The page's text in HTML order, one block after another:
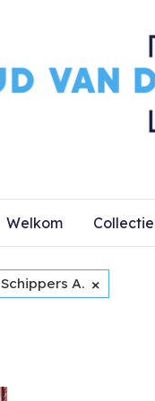
Welkom Collectie
Schippers A. ×